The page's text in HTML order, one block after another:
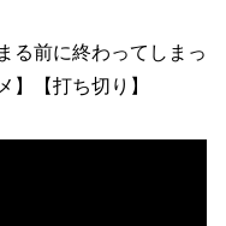
る前に終わってしまっ
】【打ち切り】